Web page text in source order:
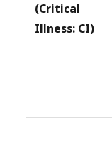
(Critical
Illness: CI)